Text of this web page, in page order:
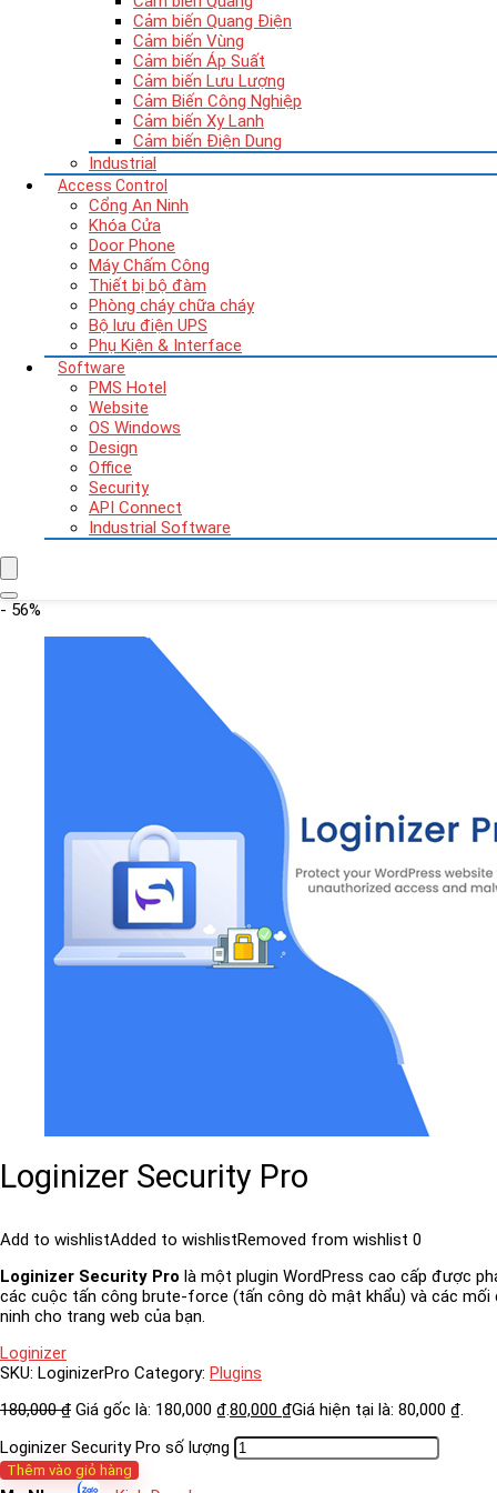
Cảm biến Quang Điện
Cảm biến Vùng
Cảm biến Áp Suất
Cảm biến Lưu Lượng
Cảm Biến Công Nghiệp
Cảm biến Xy Lanh
Cảm biến Điện Dung
Industrial
Access Control
Cổng An Ninh
Khóa Cửa
Door Phone
Máy Chấm Công
Thiết bị bộ đàm
Phòng cháy chữa cháy
Bộ lưu điện UPS
Phụ Kiện & Interface
Software
PMS Hotel
Website
OS Windows
Design
Office
Security
API Connect
Industrial Software
- 56%
Loginizer Security Pro
Add to wishlistAdded to wishlistRemoved from wishlist 0
Loginizer Security Pro là một plugin WordPress cao cấp được
các cuộc tấn công brute-force (tấn công dò mật khẩu) và các mối
ninh cho trang web của bạn.
Loginizer
SKU: LoginizerPro Category: Plugins
180,000₫ Giá gốc là: 180,000 ₫.80,000 ₫Giá hiện tại là: 80,000 ₫.
Loginizer Security Pro số lượng
Thêm vào giỏ hàng